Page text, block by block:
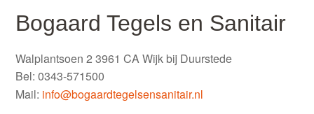
Bogaard Tegels en Sanitair
Walplantsoen 2 3961 CA Wijk bij Duurstede
Bel: 0343-571500
Mail: info@bogaardtegelsensanitair.nl